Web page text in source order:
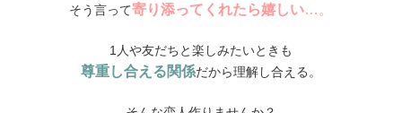
そう言って寄り添ってくれたら嬉しい…。
1人や友だちと楽しみたいときも
尊重し合える関係だから理解し合える。